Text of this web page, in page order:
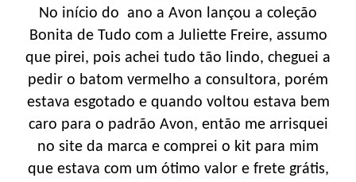
No início do ano a Avon lançou a coleção
Bonita de Tudo com a Juliette Freire, assumo
que pirei, pois achei tudo tão lindo, cheguei a
pedir o batom vermelho a consultora, porém
estava esgotado e quando voltou estava bem
caro para o padrão Avon, então me arrisquei
no site da marca e comprei o kit para mim
que estava com um ótimo valor e frete grátis,